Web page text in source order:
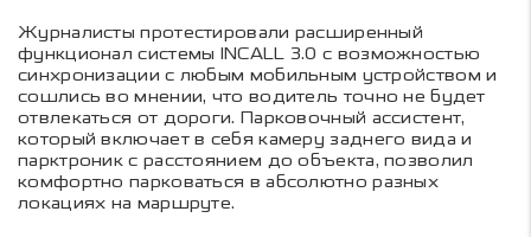
Журналисты протестировали расширенный
функционал системы INCALL 3.0 с возможностью
синхронизации с любым мобильным устройством и
сошлись во мнении, что водитель точно не будет
отвлекаться от дороги. Парковочный ассистент,
который включает в себя камеру заднего вида и
парктроник с расстоянием до объекта, позволил
комфортно парковаться в абсолютно разных
локациях на маршруте.